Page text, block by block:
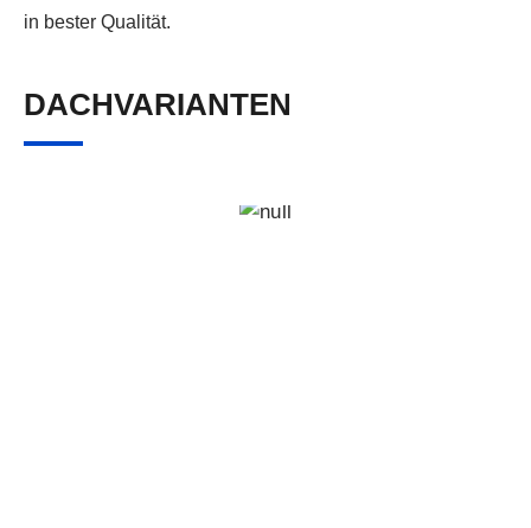
in bester Qualität.
DACHVARIANTEN